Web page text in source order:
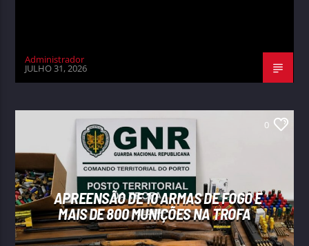
Administrador
JULHO 31, 2026
0
APREENSÃO DE 10 ARMAS DE FOGO E
MAIS DE 800 MUNIÇÕES NA TROFA